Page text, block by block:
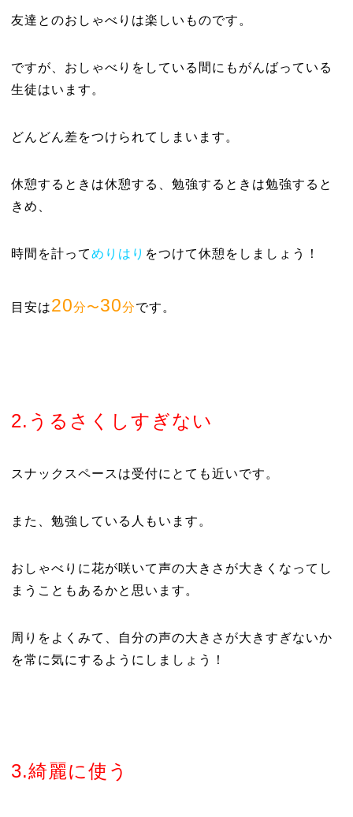
友達とのおしゃべりは楽しいものです。
ですが、おしゃべりをしている間にもがんばっている
生徒はいます。
どんどん差をつけられてしまいます。
休憩するときは休憩する、勉強するときは勉強すると
きめ、
時間を計ってめりはり をつけて休憩をしましょう！
目安は20分〜30分です。
2. うるさくしすぎない
スナックスペースは受付にとても近いです。
また、勉強している人もいます。
おしゃべりに花が咲いて声の大きさが大きくなってし
まうこともあるかと思います。
周りをよくみて、自分の声の大きさが大きすぎないか
を常に気にするようにしましょう！
3.綺麗に使う